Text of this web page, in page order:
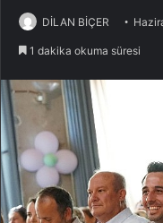
DİLAN BİÇER
1 dakika okuma süresi